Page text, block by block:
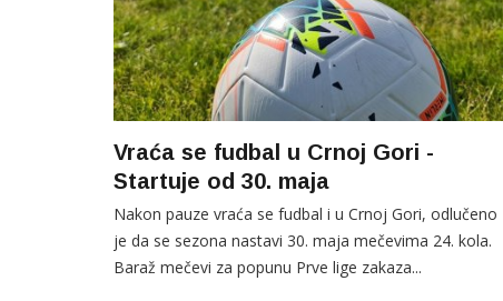
Vraća se fudbal u Crnoj Gori -
Startuje od 30. maja
Nakon pauze vraća se fudbal i u Crnoj Gori, odlučeno
je da se sezona nastavi 30. maja mečevima 24. kola.
Baraž mečevi za popunu Prve lige zakaza...